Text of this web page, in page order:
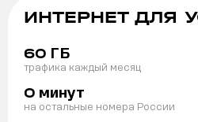
ИНТЕРНЕТ ДЛЯ
60 ГБ
трафика каждый месяц
0 минут
на остальные номера России